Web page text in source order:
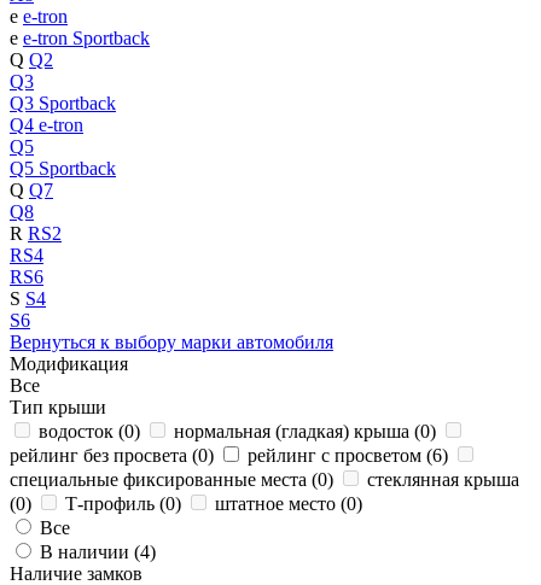
e e-tron
e e-tron Sportback
Q Q2
Q3
Q3 Sportback
Q4 e-tron
Q5
Q5 Sportback
Q Q7
Q8
R RS2
RS4
RS6
S S4
S6
Вернуться к выбору марки автомобиля
Модификация
Все
Тип крыши
водосток (0) нормальная (гладкая) крыша (0)
рейлинг без просвета (0) рейлинг с просветом (6)
специальные фиксированные места (0)
стеклянная крыша
(0) Т-профиль (0) штатное место (0)
Все
В наличии (4)
Наличие замков